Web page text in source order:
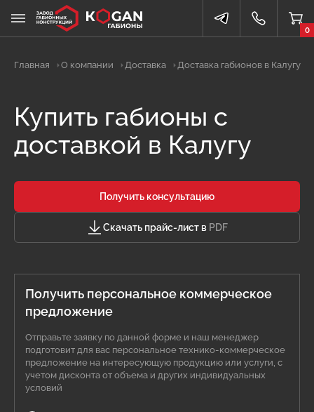
0
Главная О компании Доставка Доставка габионов в Калугу
Купить габионы с
доставкой в Калугу
Получить консультацию
Скачать прайс-лист в PDF
Получить персональное коммерческое
предложение
Отправьте заявку по данной форме и наш менеджер
подготовит для вас персональное технико-коммерческое
предложение на интересующую продукцию или услуги, с
учетом дисконта от объема и других индивидуальных
условий